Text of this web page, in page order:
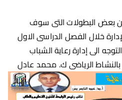
عن بعض البطولات التى سوف
خلال الفصل الدراسى الاول
الى إدارة رعاية الشباب
الرياضى ك. محمد عادل